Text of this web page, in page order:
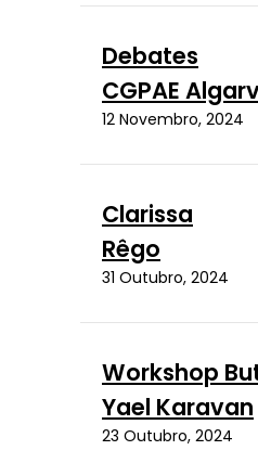
Debates
CGPAE
12 Novembro, 2024
Clarissa
Rêgo
31 Outubro, 2024
Workshop
Yael Karavan
23 Outubro, 2024